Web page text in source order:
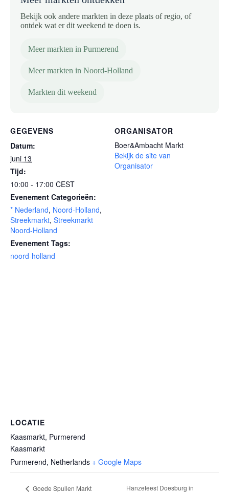
Bekijk ook andere markten in deze plaats of regio, of
ontdek wat er dit weekend te doen is.
Meer markten in Purmerend
Meer markten in Noord-Holland
Markten dit weekend
GEGEVENS
Datum:
juni 13
Tijd:
10:00 - 17:00 CEST
Evenement Categorieën:
* Nederland, Noord-Holland,
Streekmarkt, Streekmarkt
Noord-Holland
Evenement Tags:
noord-holland
ORGANISATOR
Boer&Ambacht Markt
Bekijk de site van
Organisator
LOCATIE
Kaasmarkt, Purmerend
Kaasmarkt
Purmerend, Netherlands + Google Maps
Goede Spullen Markt
Hanzefeest Doesburg in